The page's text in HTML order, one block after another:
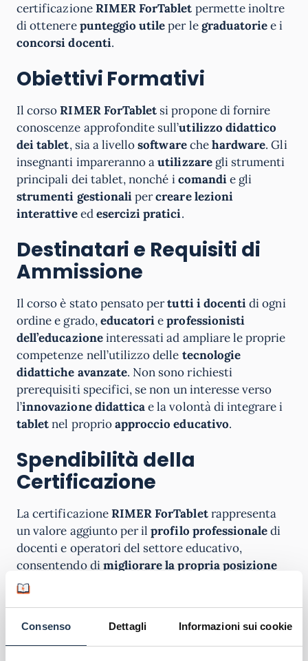
Consenso Dettagli Informazioni sui cookie
certificazioneRIMER ForTablet permette inoltre
di ottenerepunteggio utileper legraduatoriee i
concorsi docenti.
Obiettivi Formativi
Il corsoRIMER ForTablet si propone di fornire
conoscenze approfondite sull’utilizzo didattico
dei tablet, sia a livellosoftwarechehardware. Gli
insegnanti impareranno autilizzaregli strumenti
principali dei tablet, nonché icomandie gli
strumenti gestionalipercreare lezioni
interattiveedesercizi pratici.
Destinatari e Requisiti di
Ammissione
Il corso è stato pensato pertutti i docentidi ogni
ordine e grado,educatorieprofessionisti
dell’educazioneinteressati ad ampliare le proprie
competenze nell’utilizzo delle tecnologie
didattiche avanzate. Non sono richiesti
prerequisiti specifici, se non un interesse verso
l’innovazione didatticae la volontà di integrare i
tabletnel proprioapproccio educativo.
Spendibilità della
Certificazione
La certificazioneRIMER ForTabletrappresenta
un valore aggiunto per ilprofilo professionaledi
docenti e operatori del settore educativo,
consentendo dimigliorare la propria posizione
nelle graduatorie scolastiche e nei concorsi
evoluzione, caratterizzato dall’integrazione tra
didattica einnovazione tecnologica.